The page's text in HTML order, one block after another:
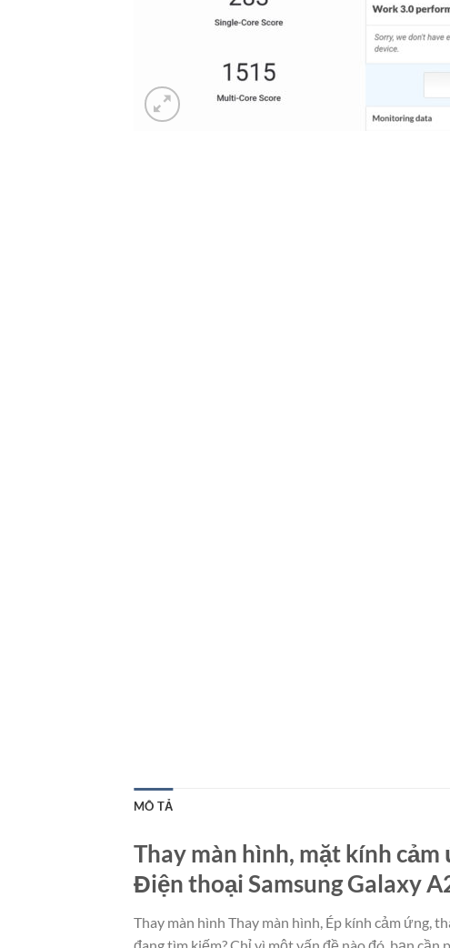
MÔ TẢ
Thay màn hình, mặt kính
Điện thoại Samsung Galaxy
Thay màn hình Thay màn hình, Ép kính cảm ứng,